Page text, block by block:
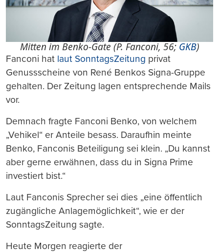
Mitten im Benko-Gate (P. Fanconi, 56; GKB)
Fanconi hat laut SonntagsZeitung privat
Genussscheine von René Benkos Signa-Gruppe
gehalten. Der Zeitung lagen entsprechende Mails
vor.
Demnach fragte Fanconi Benko, von welchem
„Vehikel“ er Anteile besass. Daraufhin meinte
Benko, Fanconis Beteiligung sei klein. „Du kannst
aber gerne erwähnen, dass du in Signa Prime
investiert bist.“
Laut Fanconis Sprecher sei dies „eine öffentlich
zugängliche Anlagemöglichkeit“, wie er der
SonntagsZeitung sagte.
Heute Morgen reagierte der